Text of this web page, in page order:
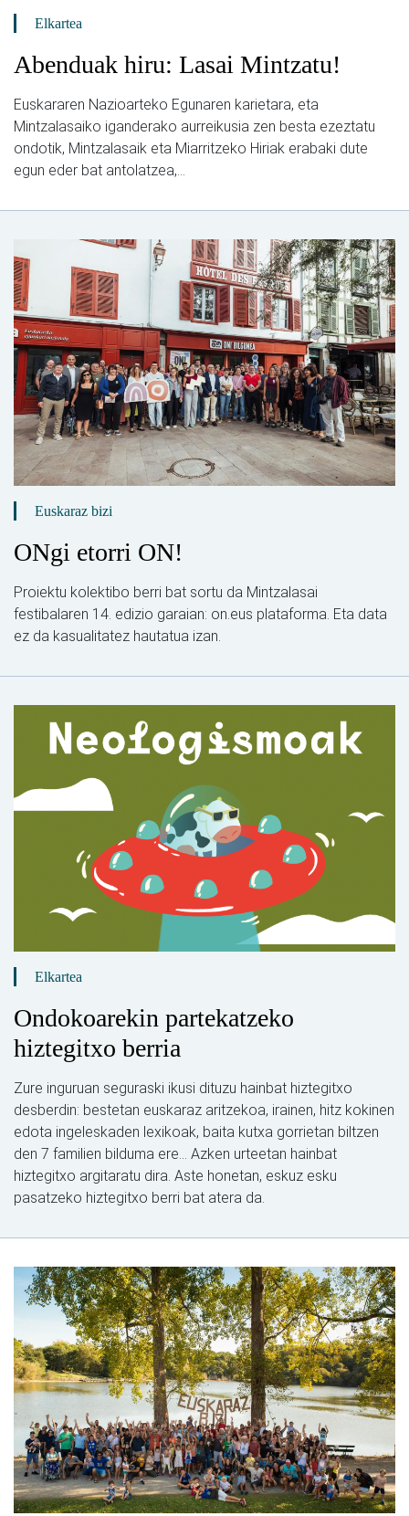
Elkartea
Abenduak hiru: Lasai Mintzatu!
Euskararen Nazioarteko Egunaren karietara, eta
Mintzalasaiko iganderako aurreikusia zen besta ezeztatu
ondotik, Mintzalasaik eta Miarritzeko Hiriak erabaki dute
egun eder bat antolatzea,...
Euskaraz bizi
ONgi etorri ON!
Proiektu kolektibo berri bat sortu da Mintzalasai
festibalaren 14. edizio garaian: on.eus plataforma. Eta data
ez da kasualitatez hautatua izan.
Elkartea
Ondokoarekin partekatzeko
hiztegitxo berria
Zure inguruan seguraski ikusi dituzu hainbat hiztegitxo
desberdin: bestetan euskaraz aritzekoa, irainen, hitz kokinen
edota ingeleskaden lexikoak, baita kutxa gorrietan biltzen
den 7 familien bilduma ere... Azken urteetan hainbat
hiztegitxo argitaratu dira. Aste honetan, eskuz esku
pasatzeko hiztegitxo berri bat atera da.